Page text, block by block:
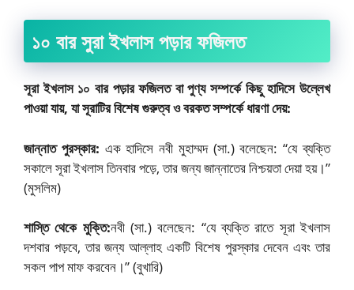
১০ বার সুরা ইখলাস পড়ার ফজিলত
সূরা ইখলাস ১০ বার পড়ার ফজিলত বা পুণ্য সম্পর্কে কিছু হাদিসে উল্লেখ
পাওয়া যায়, যা সূরাটির বিশেষ গুরুত্ব ও বরকত সম্পর্কে ধারণা দেয়:
জান্নাত পুরস্কার: এক হাদিসে নবী মুহাম্মদ (সা.) বলেছেন: “যে ব্যক্তি
সকালে সূরা ইখলাস তিনবার পড়ে, তার জন্য জান্নাতের নিশ্চয়তা দেয়া হয়।”
(মুসলিম)
শাস্তি থেকে মুক্তি:নবী (সা.) বলেছেন: “যে ব্যক্তি রাতে সূরা ইখলাস
দশবার পড়বে, তার জন্য আল্লাহ একটি বিশেষ পুরস্কার দেবেন এবং তার
সকল পাপ মাফ করবেন।” (বুখারি)